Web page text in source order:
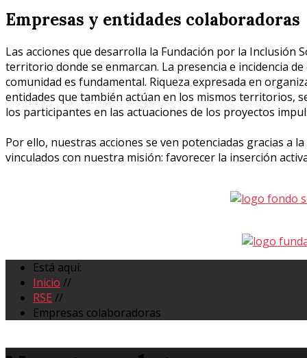
Empresas y entidades colaboradoras
Las acciones que desarrolla la Fundación por la Inclusión
territorio donde se enmarcan. La presencia e incidencia
comunidad es fundamental. Riqueza expresada en
entidades que también actúan en los mismos territorios,
los participantes en las actuaciones de los proyectos
Por ello, nuestras acciones se ven potenciadas gracias a
vinculados con nuestra misión: favorecer la inserción
Está aquí:
Inicio //
RSE //
Empresas colaboradoras